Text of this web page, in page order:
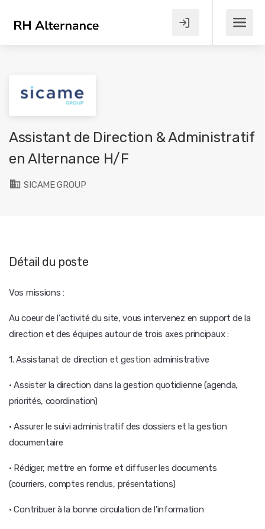
Assistant de Direction & Administratif
en Alternance H/F
SICAME GROUP
Détail du poste
Vos missions :
Au coeur de l'activité du site, vous intervenez en support de la
direction et des équipes autour de trois axes principaux :
1. Assistanat de direction et gestion administrative
· Assister la direction dans la gestion quotidienne (agenda,
priorités, coordination)
· Assurer le suivi administratif des dossiers et la gestion
documentaire
· Rédiger, mettre en forme et diffuser les documents
(courriers, comptes rendus, présentations)
· Contribuer à la bonne circulation de l'information